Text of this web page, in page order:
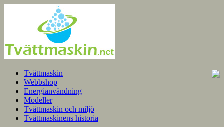
Tvättmaskin
Webbshop
Energianvändning
Modeller
Tvättmaskin och miljö
Tvättmaskinens historia